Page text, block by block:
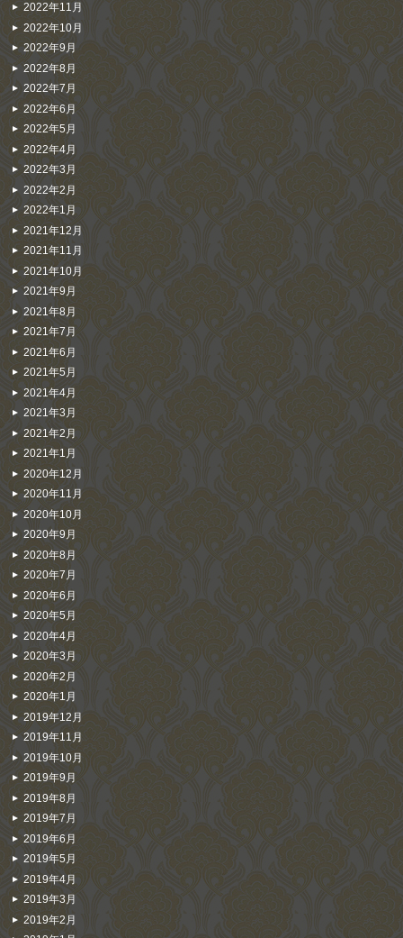
2022年11月
2022年10月
2022年9月
2022年8月
2022年7月
2022年6月
2022年5月
2022年4月
2022年3月
2022年2月
2022年1月
2021年12月
2021年11月
2021年10月
2021年9月
2021年8月
2021年7月
2021年6月
2021年5月
2021年4月
2021年3月
2021年2月
2021年1月
2020年12月
2020年11月
2020年10月
2020年9月
2020年8月
2020年7月
2020年6月
2020年5月
2020年4月
2020年3月
2020年2月
2020年1月
2019年12月
2019年11月
2019年10月
2019年9月
2019年8月
2019年7月
2019年6月
2019年5月
2019年4月
2019年3月
2019年2月